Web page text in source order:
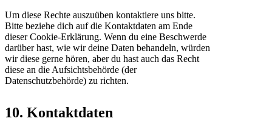
Um diese Rechte auszuüben kontaktiere uns bitte.
Bitte beziehe dich auf die Kontaktdaten am Ende
dieser Cookie-Erklärung. Wenn du eine Beschwerde
darüber hast, wie wir deine Daten behandeln, würden
wir diese gerne hören, aber du hast auch das Recht
diese an die Aufsichtsbehörde (der
Datenschutzbehörde) zu richten.
10. Kontaktdaten